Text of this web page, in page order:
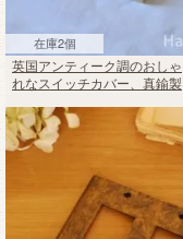
在庫2個
英国アンティーク調のおしゃ
れなスイッチカバー、真鍮製
ルタイプ）